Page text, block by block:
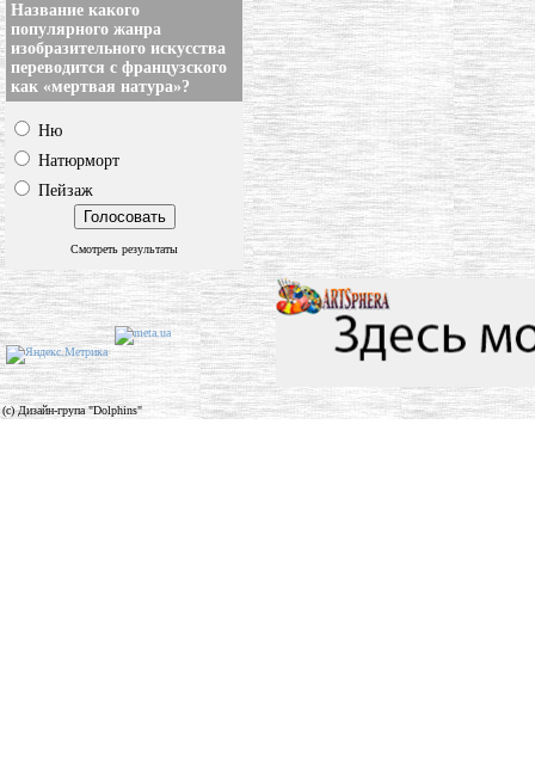
Название какого
популярного жанра
изобразительного искусства
переводится с французского
как «мертвая натура»?
Ню
Натюрморт
Пейзаж
Смотреть результаты
(c) Дизайн-група "Dolphins"